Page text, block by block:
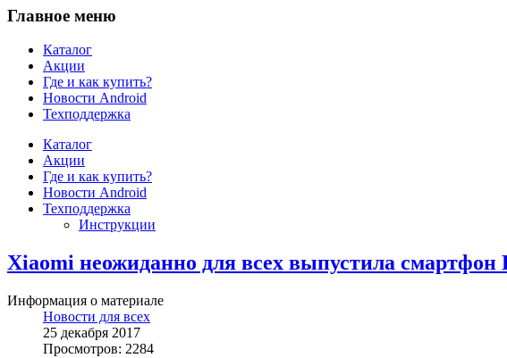
Главное меню
Каталог
Акции
Где и как купить?
Новости Android
Техподдержка
Каталог
Акции
Где и как купить?
Новости Android
Техподдержка
Инструкции
Xiaomi неожиданно для всех выпустила смартфон
Информация о материале
Новости для всех
25 декабря 2017
Просмотров: 2284